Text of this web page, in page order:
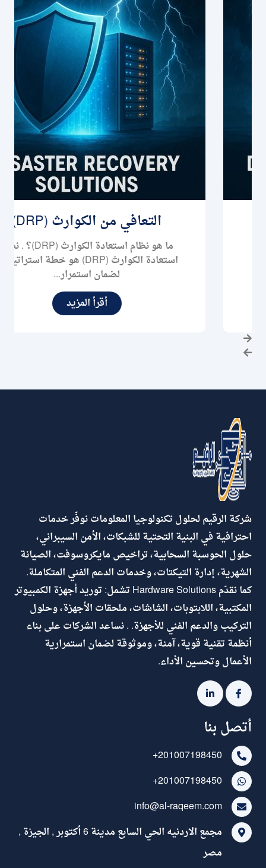
التعافي من الكوارث (DRP)
ما هو نظام استعادة الكوارث (DRP)؟ . نظام
استعادة الكوارث (DRP) هو خطة استراتيجية
لضمان استمرار...
أقرأ المزيد
شركة الرقيم لحلول تكنولوجيا المعلومات نوفّر خدمات
احترافية في البنية التحتية للشبكات، الأمن السيبراني،
حلول الحوسبة السحابية، تراخيص مايكروسوفت، الصيانة
الشهرية، إدارة التيكتات، وخدمات الدعم الفني المتكاملة.
كما نقدّم Hardware Solutions تشمل: توريد أجهزة الكمبيوتر
المكتبية، اللابتوبات، الشاشات، ملحقات الأجهزة، وحلول
التركيب والدعم الفني للأجهزة. . نساعد الشركات على بناء
أنظمة تقنية قوية، آمنة، وموثوقة لضمان استمرارية
الأعمال وتحسين الأداء.
أتصل بنا
+201007198450
+201007198450
info@al-raqeem.com
مجمع الاردنيه الحي السابع مدينة 6 أكتوبر , الجيزة ,
مصر